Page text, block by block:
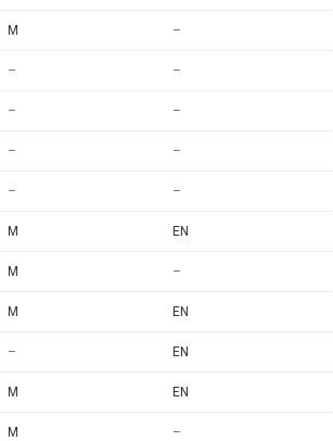
M –
– –
– –
– –
– –
M EN
M –
M EN
– EN
M EN
M –